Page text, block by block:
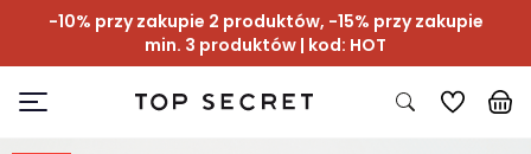
-10% przy zakupie 2 produktów, -15% przy zakupie
min. 3 produktów | kod: HOT